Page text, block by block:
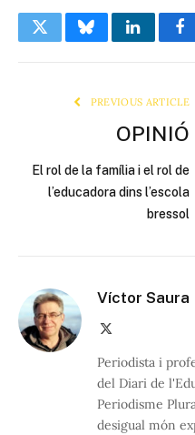
TwitterBlueskyLinkedIn
PREVIOUS ARTICLE
OPINIÓ
El rol de la família i el rol de
l’educadora dins l’escola
bressol
Víctor Saura
Periodista i
del Diari de
Periodisme
desigual món